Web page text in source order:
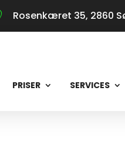
Rosenkæret 35, 2860
PRISER SERVICES